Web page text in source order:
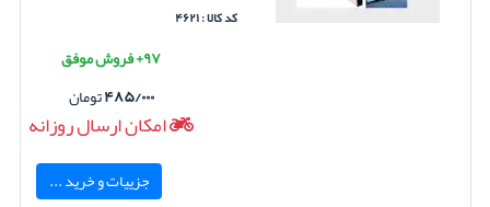
کد کالا : ۴۶۲۱
۹۷+ فروش موفق
۴۸۵/۰۰۰تومان
امکان ارسال روزانه
جزییات و خرید ...